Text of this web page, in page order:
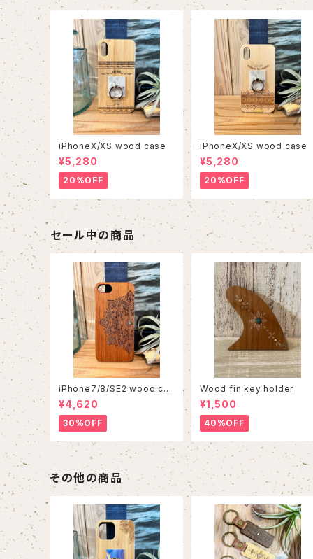
iPhoneX/XS wood case
¥5,280
20%OFF
iPhoneX/XS wood case
¥5,280
20%OFF
セール中の商品
iPhone7/8/SE2 wood cas
e 86
¥4,620
30%OFF
Wood fin key holder
¥1,500
40%OFF
その他の商品